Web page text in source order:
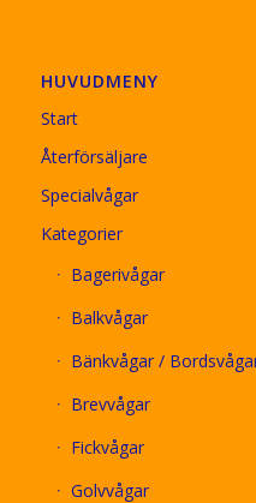
HUVUDMENY
Start
Återförsäljare
Specialvågar
Kategorier
Bagerivågar
Balkvågar
Bänkvågar /
Brevvågar
Fickvågar
Golvvågar